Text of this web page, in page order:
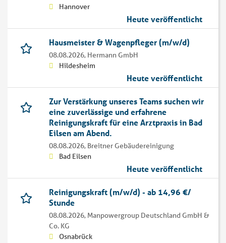
Hannover
Heute veröffentlicht
Hausmeister & Wagenpfleger (m/w/d)
08.08.2026, Hermann GmbH
Hildesheim
Heute veröffentlicht
Zur Verstärkung unseres Teams suchen wir
eine zuverlässige und erfahrene
Reinigungskraft für eine Arztpraxis in Bad
Eilsen am Abend.
08.08.2026, Breitner Gebäudereinigung
Bad Eilsen
Heute veröffentlicht
Reinigungskraft (m/w/d) - ab 14,96 €/
Stunde
08.08.2026, Manpowergroup Deutschland GmbH &
Co. KG
Osnabrück